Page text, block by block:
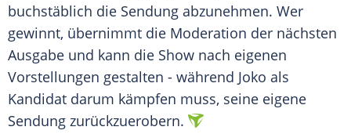
buchstäblich die Sendung abzunehmen. Wer
gewinnt, übernimmt die Moderation der nächsten
Ausgabe und kann die Show nach eigenen
Vorstellungen gestalten - während Joko als
Kandidat darum kämpfen muss, seine eigene
Sendung zurückzuerobern.